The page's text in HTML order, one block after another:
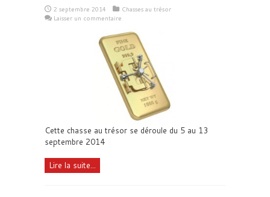
2 septembre 2014
Chasses au trésor
Laisser un commentaire
Cette chasse au trésor se déroule du 5 au 13
septembre 2014
Lire la suite...